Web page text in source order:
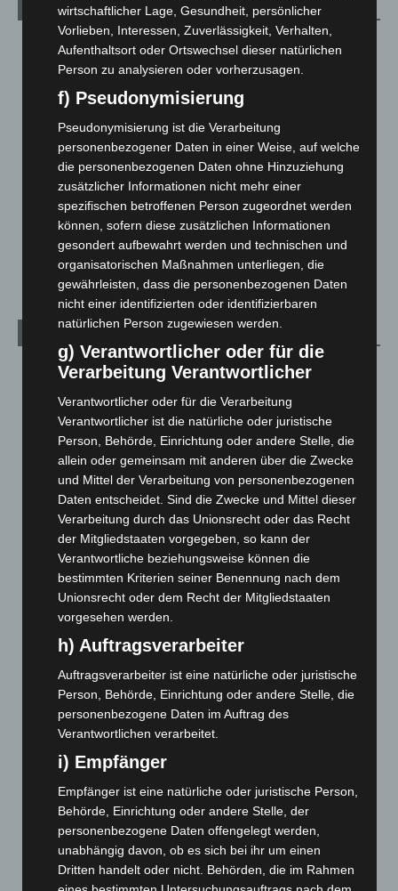
Kategorien
Blaulicht
2.799
Corona-News
Hannover und Region
Langenhagen und Ortsteile
Leserbriefe
Menschen
Über uns
Veranstaltungen
August 2026 (12)
Juli 2026(73)
Juni 2026(139)
Mai 2026
(99)
April 2026(99)
März 2026 (115)
Februar 2026(109)
Januar 2026(122)
Dezember 2025(103)
November 2025(114)
Oktober 2025(112)
August 2025 (90)
Juli 2025(90)
Mai 2025(112)
April 2025(88)
März 2025(111)
Februar 2025(96)
Januar 2025 (88)
wirtschaftlicher Lage, Gesundheit, persönlicher
Vorlieben, Interessen, Zuverlässigkeit, Verhalten,
Aufenthaltsort oder Ortswechsel dieser natürlichen
Person zu analysieren oder vorherzusagen.
f) Pseudonymisierung
Pseudonymisierung ist die Verarbeitung
personenbezogener Daten in einer Weise, auf welche
die personenbezogenen Daten ohne Hinzuziehung
zusätzlicher Informationen nicht mehr einer
spezifischen betroffenen Person zugeordnet werden
können, sofern diese zusätzlichen Informationen
gesondert aufbewahrt werden und technischen und
organisatorischen Maßnahmen unterliegen, die
gewährleisten, dass die personenbezogenen Daten
nicht einer identifizierten oder identifizierbaren
natürlichen Person zugewiesen werden.
g) Verantwortlicher oder für die
Verarbeitung Verantwortlicher
Verantwortlicher oder für die Verarbeitung
Verantwortlicher ist die natürliche oder juristische
Person, Behörde, Einrichtung oder andere Stelle, die
allein oder gemeinsam mit anderen über die Zwecke
und Mittel der Verarbeitung von personenbezogenen
Daten entscheidet. Sind die Zwecke und Mittel dieser
Verarbeitung durch das Unionsrecht oder das Recht
der Mitgliedstaaten vorgegeben, so kann der
Verantwortliche beziehungsweise können die
bestimmten Kriterien seiner Benennung nach dem
Unionsrecht oder dem Recht der Mitgliedstaaten
vorgesehen werden.
h) Auftragsverarbeiter
Auftragsverarbeiter ist eine natürliche oder juristische
Person, Behörde, Einrichtung oder andere Stelle, die
personenbezogene Daten im Auftrag des
Verantwortlichen verarbeitet.
i) Empfänger
Empfänger ist eine natürliche oder juristische Person,
Behörde, Einrichtung oder andere Stelle, der
personenbezogene Daten offengelegt werden,
unabhängig davon, ob es sich bei ihr um einen
Dritten handelt oder nicht. Behörden, die im Rahmen